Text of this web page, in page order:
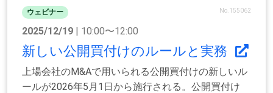
ウェビナー No.155062
2025/12/19 | 10:00〜12:00
新しい公開買付けのルールと実務
上場会社のM&Aで用いられる公開買付けの新しいル
ールが2026年5月1日から施行される。公開買付け